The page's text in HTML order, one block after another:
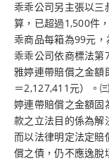
乖乖公司另主張以三
算，已超過1,500件
乖商品每箱為99元
乖乖公司依商標法
雅婷連帶賠償之金
＝2,127,411元）。
婷連帶賠償之金額
款之立法目的係為解
而以法律明定法定賠
償之債，仍不應逸脫